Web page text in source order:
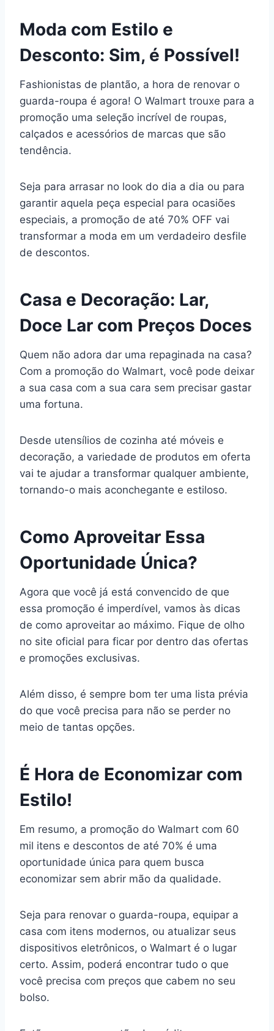
Moda com Estilo e
Desconto: Sim, é Possível!
Fashionistas de plantão, a hora de renovar o
guarda-roupa é agora! O Walmart trouxe para a
promoção uma seleção incrível de roupas,
calçados e acessórios de marcas que são
tendência.
Seja para arrasar no look do dia a dia ou para
garantir aquela peça especial para ocasiões
especiais, a promoção de até 70% OFF vai
transformar a moda em um verdadeiro desfile
de descontos.
Casa e Decoração: Lar,
Doce Lar com Preços Doces
Quem não adora dar uma repaginada na casa?
Com a promoção do Walmart, você pode deixar
a sua casa com a sua cara sem precisar gastar
uma fortuna.
Desde utensílios de cozinha até móveis e
decoração, a variedade de produtos em oferta
vai te ajudar a transformar qualquer ambiente,
tornando-o mais aconchegante e estiloso.
Como Aproveitar Essa
Oportunidade Única?
Agora que você já está convencido de que
essa promoção é imperdível, vamos às dicas
de como aproveitar ao máximo. Fique de olho
no site oficial para ficar por dentro das ofertas
e promoções exclusivas.
Além disso, é sempre bom ter uma lista prévia
do que você precisa para não se perder no
meio de tantas opções.
É Hora de Economizar com
Estilo!
Em resumo, a promoção do Walmart com 60
mil itens e descontos de até 70% é uma
oportunidade única para quem busca
economizar sem abrir mão da qualidade.
Seja para renovar o guarda-roupa, equipar a
casa com itens modernos, ou atualizar seus
dispositivos eletrônicos, o Walmart é o lugar
certo. Assim, poderá encontrar tudo o que
você precisa com preços que cabem no seu
bolso.